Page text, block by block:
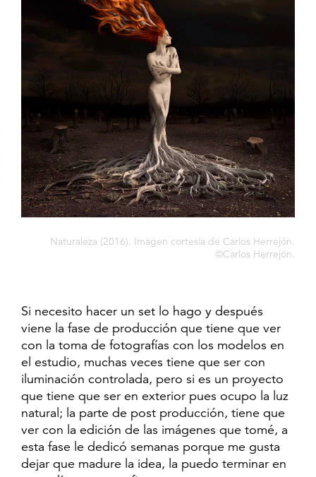
Naturaleza (2016). Imagen cortesía de Carlos Herrejón.
©Carlos Herrejón.
Si necesito hacer un set lo hago y después
viene la fase de producción que tiene que ver
con la toma de fotografías con los modelos en
el estudio, muchas veces tiene que ser con
iluminación controlada, pero si es un proyecto
que tiene que ser en exterior pues ocupo la luz
natural; la parte de post producción, tiene que
ver con la edición de las imágenes que tomé, a
esta fase le dedicó semanas porque me gusta
dejar que madure la idea, la puedo terminar en